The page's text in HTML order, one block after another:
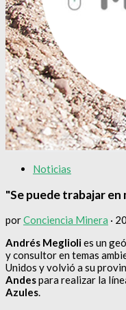
Noticias
"Se puede trabajar
porConciencia Minera ·
Andrés Megliolies un
y consultor en temas
Unidos y volvió a su
Andespara realizar la
Azules.